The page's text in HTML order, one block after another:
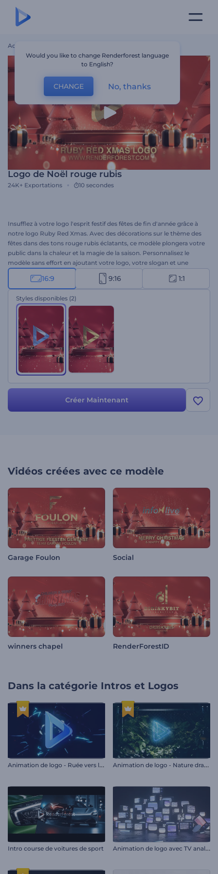
Accueil
Logo de Noël rouge rubis
24K+ Exportations 10 secondes
Insufflez à votre logo l'esprit festif des fêtes de fin d'année grâce à
notre logo Ruby Red Xmas. Avec des décorations sur le thème des
fêtes dans des tons rouge rubis éclatants, ce modèle plongera votre
public dans la chaleur et la magie de la saison. Personnalisez le
modèle sans effort en ajoutant votre logo, votre slogan et une
musique de fond entraînante issue de notre bibliothèque musicale.
Ce modèle est parfait pour les campagnes de marketing de
vacances, les promotions saisonnières, les vidéos d'accueil, etc.
Créez maintenant, et que la magie des fêtes commence !
16:9 9:16 1:1
Styles disponibles (2)
Créer Maintenant
Vidéos créées avec ce modèle
Garage Foulon Social
winners chapel RenderForestID
Dans la catégorie Intros et Logos
A
nimation de logo - Ruée vers le jeu vidéo A
nimation de logo - Nature dramatique
Intro course de voitures de sport A
nimation de logo avec TV analogiques
Would you like to change Renderforest language
to English?
CHANGE No, thanks